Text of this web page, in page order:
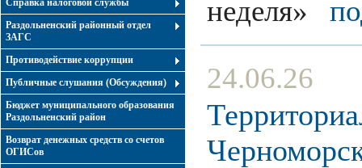
Справка налоговой службы
Раздольненский районный отдел
ЗАГС
Противодействие коррупции
Публичные слушания (Обсуждения)
Бюджет муниципального образования
Раздольненский район
Возврат денежных средств со счетов
ОГИСов
неделя»
24.06.26